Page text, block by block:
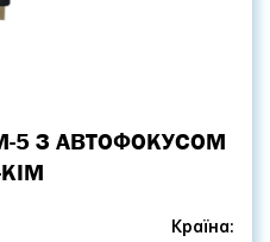
5 З АВТОФОКУСОМ
Країна: